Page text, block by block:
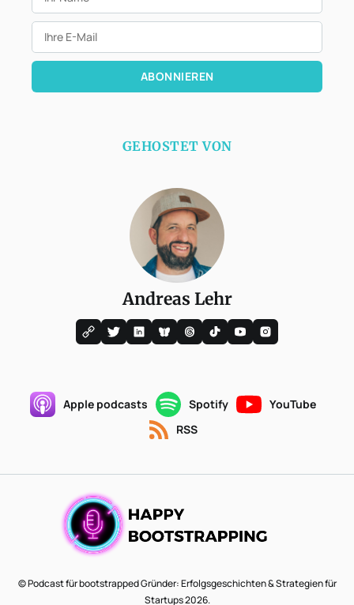
ABONNIEREN
GEHOSTET VON
Andreas Lehr
YouTube
Apple podcasts
Spotify
RSS
© Podcast für bootstrapped Gründer: Erfolgsgeschichten & Strategien für
Startups 2026.